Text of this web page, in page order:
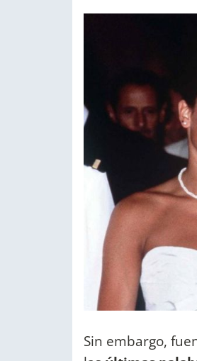
Sin embargo,